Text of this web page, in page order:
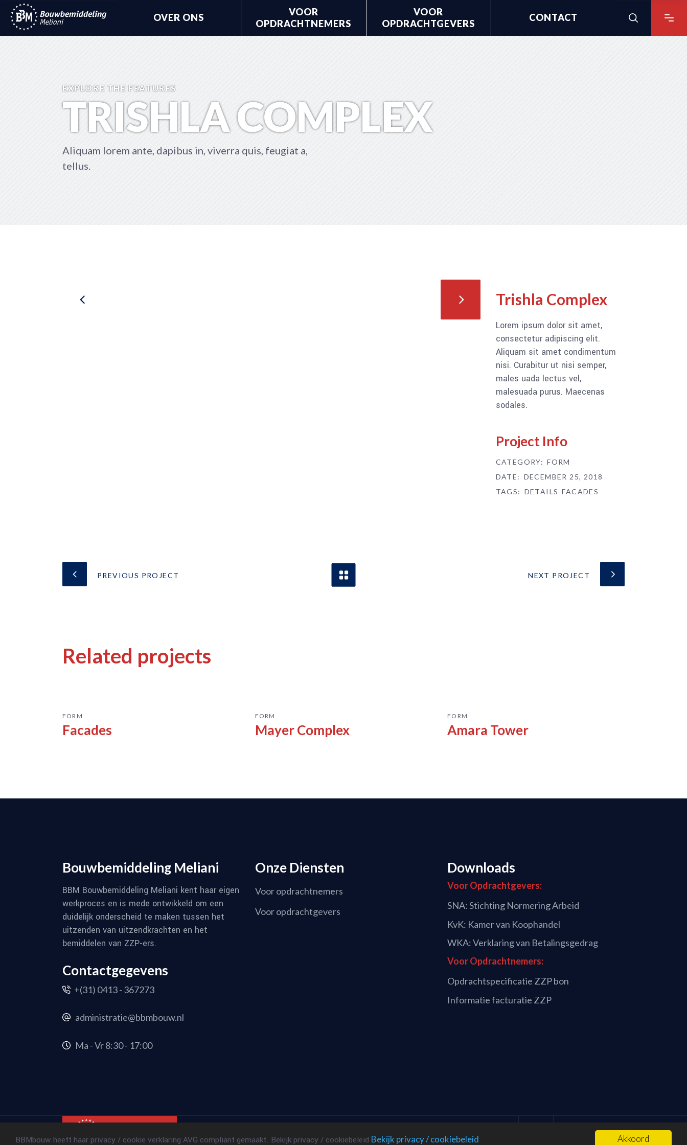
Akkoord
BBMbouw heeft haar privacy / cookie verklaring AVG compliant gemaakt. Bekijk privacy / cookiebeleid Bekijk privacy / cookiebeleid
OVER ONS
VOOR
OPDRACHTNEMERS
VOOR
OPDRACHTGEVERS
CONTACT
EXPLORE THE FEATURES
TRISHLA COMPLEX
Aliquam lorem ante, dapibus in, viverra quis, feugiat a,
tellus.
Trishla Complex
Lorem ipsum dolor sit amet,
consectetur adipiscing elit.
Aliquam sit amet condimentum
nisi. Curabitur ut nisi semper,
males uada lectus vel,
malesuada purus. Maecenas
sodales.
Project Info
CATEGORY: FORM
DATE: DECEMBER 25, 2018
TAGS: DETAILS FACADES
PREVIOUS PROJECT NEXT PROJECT
Related projects
FORM
Facades
FORM
Mayer Complex
FORM
Amara Tower
Bouwbemiddeling Meliani
BBM Bouwbemiddeling Meliani kent haar eigen
werkproces en is mede ontwikkeld om een
duidelijk onderscheid te maken tussen het
uitzenden van uitzendkrachten en het
bemiddelen van ZZP-ers.
Contactgegevens
+(31) 0413 - 367273
administratie@bbmbouw.nl
Ma - Vr 8:30 - 17:00
Onze Diensten
Voor opdrachtnemers
Voor opdrachtgevers
Downloads
Voor Opdrachtgevers:
SNA: Stichting Normering Arbeid
KvK: Kamer van Koophandel
WKA: Verklaring van Betalingsgedrag
Voor Opdrachtnemers:
Opdrachtspecificatie ZZP bon
Informatie facturatie ZZP
Copyright 2019 © LanthopusX